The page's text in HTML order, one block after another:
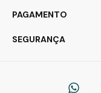
PAGAMENTO
SEGURANÇA